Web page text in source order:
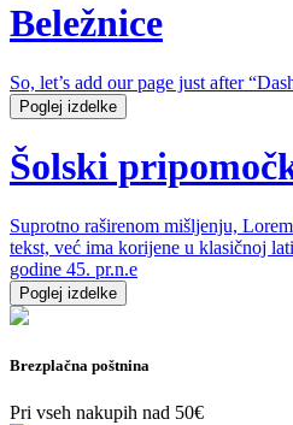
Beležnice
So, let’s add our page just after
Poglej izdelke
Šolski
Suprotno raširenom mišljenju,
tekst, već ima korijene u klasičnoj
godine 45. pr.n.e
Poglej izdelke
Brezplačna poštnina
Pri vseh nakupih nad 50€